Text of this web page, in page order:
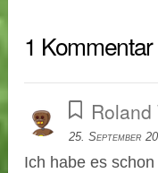
1 Kommentar
Roland
25. September
Ich habe es